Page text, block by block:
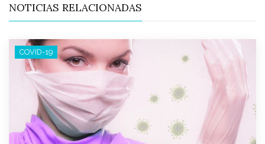
NOTICIAS RELACIONADAS
COVID-19